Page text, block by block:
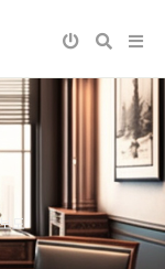
도